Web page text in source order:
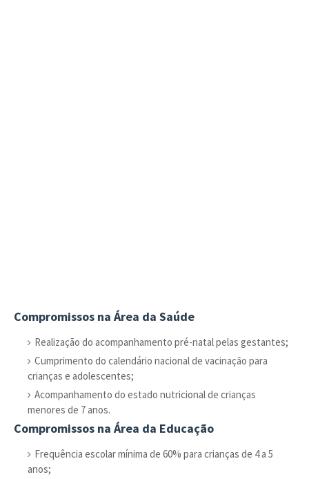
Compromissos na Área da Saúde
Realização do acompanhamento pré-natal pelas gestantes;
Cumprimento do calendário nacional de vacinação para
crianças e adolescentes;
Acompanhamento do estado nutricional de crianças
menores de 7 anos.
Compromissos na Área da Educação
Frequência escolar mínima de 60% para crianças de 4 a 5
anos;